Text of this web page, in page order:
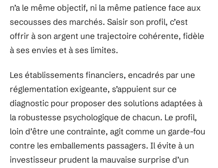
n’a le même objectif, ni la même patience face aux
secousses des marchés. Saisir son profil, c’est
offrir à son argent une trajectoire cohérente, fidèle
à ses envies et à ses limites.
Les établissements financiers, encadrés par une
réglementation exigeante, s’appuient sur ce
diagnostic pour proposer des solutions adaptées à
la robustesse psychologique de chacun. Le profil,
loin d’être une contrainte, agit comme un garde-fou
contre les emballements passagers. Il évite à un
investisseur prudent la mauvaise surprise d’un